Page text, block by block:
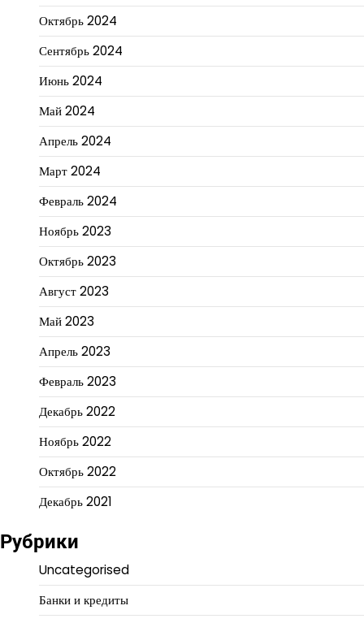
Октябрь 2024
Сентябрь 2024
Июнь 2024
Май 2024
Апрель 2024
Март 2024
Февраль 2024
Ноябрь 2023
Октябрь 2023
Август 2023
Май 2023
Апрель 2023
Февраль 2023
Декабрь 2022
Ноябрь 2022
Октябрь 2022
Декабрь 2021
Рубрики
Uncategorised
Банки и кредиты